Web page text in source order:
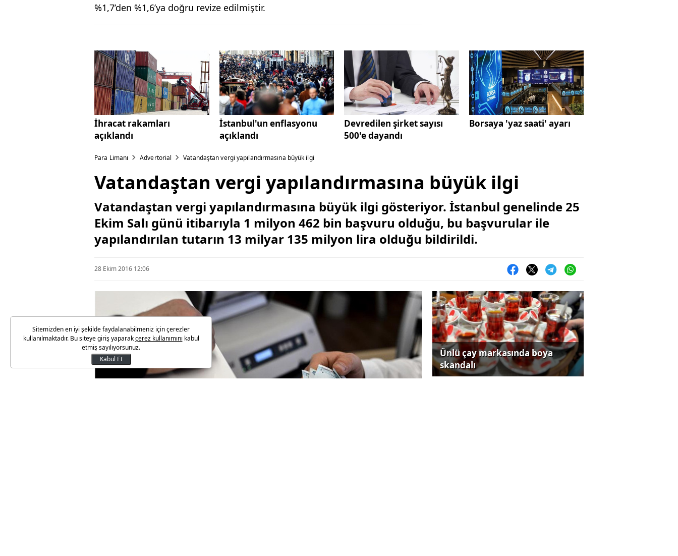
%1,7’den %1,6’ya doğru revize edilmiştir.
İhracat rakamları
açıklandı
İstanbul'un enflasyonu
açıklandı
Devredilen şirket sayısı
500'e dayandı
Borsaya 'yaz saati' ayarı
Para Limanı Advertorial Vatandaştan vergi yapılandırmasına büyük ilgi
Vatandaştan vergi yapılandırmasına büyük ilgi
Vatandaştan vergi yapılandırmasına büyük ilgi gösteriyor. İstanbul genelinde 25
Ekim Salı günü itibarıyla 1 milyon 462 bin başvuru olduğu, bu başvurular ile
yapılandırılan tutarın 13 milyar 135 milyon lira olduğu bildirildi.
28 Ekim 2016 12:06
Ünlü çay markasında boya
skandalı
Sitemizden en iyi şekilde faydalanabilmeniz için çerezler
kullanılmaktadır. Bu siteye giriş yaparakçerez kullanımını kabul
etmiş sayılıyorsunuz.
Kabul Et